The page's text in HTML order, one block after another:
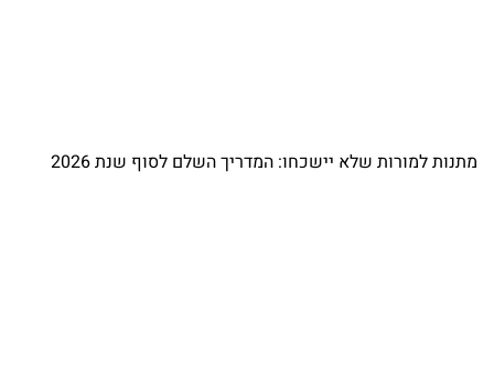
מתנות למורות שלא יישכחו: המדריך השלם לסוף שנת 2026